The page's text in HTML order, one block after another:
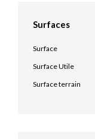
Surfaces
Surface
Surface Utile
Surface terrain